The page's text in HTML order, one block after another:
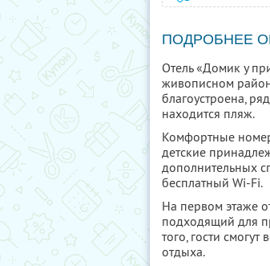
ПОДРОБНЕЕ
Отель «Домик у
живописном
благоустроена,
находится пляж.
Комфортные
детские
дополнительных
бесплатный Wi-Fi.
На первом этаже
подходящий для
того, гости
отдыха.